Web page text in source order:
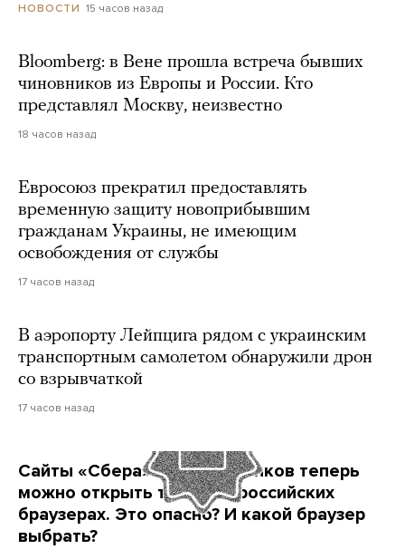
НОВОСТИ 15 часов назад
Bloomberg: в Вене прошла встреча бывших
чиновников из Европы и России. Кто
представлял Москву, неизвестно
18 часов назад
Евросоюз прекратил предоставлять
временную защиту новоприбывшим
гражданам Украины, не имеющим
освобождения от службы
17 часов назад
В аэропорту Лейпцига рядом с украинским
транспортным самолетом обнаружили дрон
со взрывчаткой
17 часов назад
Сайты «Сбера» и других банков теперь
можно открыть только в российских
браузерах. Это опасно? И какой браузер
выбрать?